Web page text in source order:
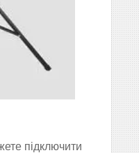
підключити